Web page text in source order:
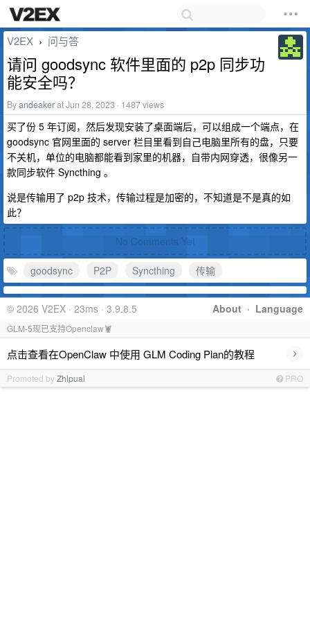
V2EX › 问与答
请问 goodsync 软件里面的 p2p 同步功
能安全吗？
Byandeakerat Jun 28, 2023 · 1487 views
买了份 5 年订阅，然后发现安装了桌面端后，可以组成一个端点，在
goodsync 官网里面的 server 栏目里看到自己电脑里所有的盘，只要
不关机，单位的电脑都能看到家里的机器，自带内网穿透，很像另一
款同步软件 Syncthing 。
说是传输用了 p2p 技术，传输过程是加密的，不知道是不是真的如
此？
No Comments Yet
goodsync P2P Syncthing 传输
About · Language
© 2026 V2EX · 23ms · 3.9.8.5
GLM-5现已支持Openclaw🦞
点击查看在OpenClaw 中使用 GLM Coding Plan的教程 ›
Promoted byZhipuai PRO